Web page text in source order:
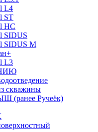
L4
ST
HC
SIDUS
SIDUS M
L3
скважины
(ранее Ручеёк)